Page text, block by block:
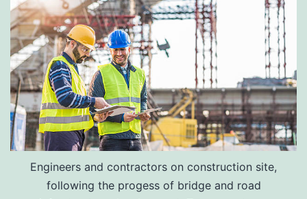
Engineers and contractors on construction site,
following the progess of bridge and road